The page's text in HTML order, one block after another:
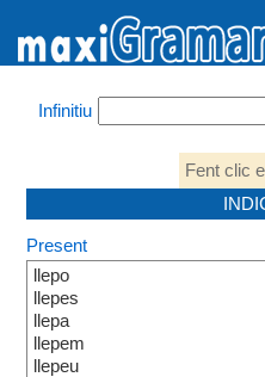
Infinitiu
Fent clic
Present
llepo
llepes
llepa
llepem
llepeu